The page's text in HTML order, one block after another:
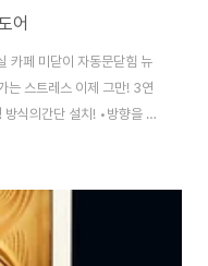
어
카페 미닫이 자동문닫힘 뉴
는 스트레스 이제 그만! 3연
식의간단 설치! •방향을 바
/3연동/규격선택 라이트적
연동 전용 뉴슬라이드백 ▶
바꿔 좌/우 둘 다 설치 가
대부분의 3연동 도어 호환가